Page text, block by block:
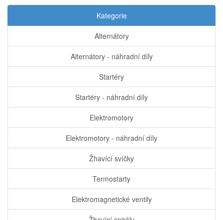
Kategorie
Alternátory
Alternátory - náhradní díly
Startéry
Startéry - náhradní díly
Elektromotory
Elektromotory - náhradní díly
Žhavící svíčky
Termostarty
Elektromagnetické ventily